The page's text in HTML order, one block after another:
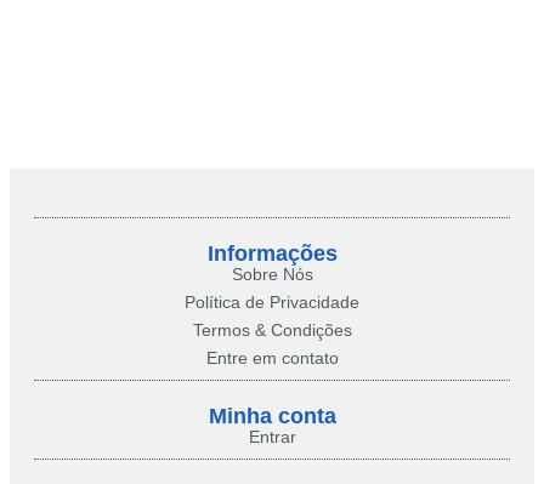
Informações
Sobre Nós
Política de Privacidade
Termos & Condições
Entre em contato
Minha conta​
Entrar